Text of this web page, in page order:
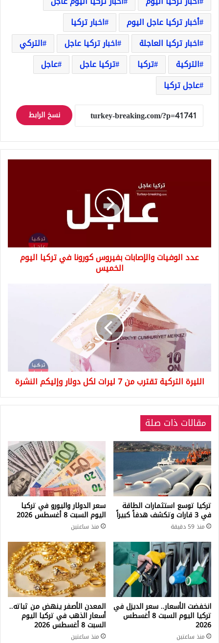
أخبار تركيا عاجل اليوم
اخبار تركيا
اخبار تركيا العاجلة
اخبار تركيا عاجل
التركي
التركية
تركيا تركيا عاجل
عاجل
عاجل تركيا
نسخ الرابط
الخميس
عدد الوفيات والإصابات بفيروس كورونا في تركيا اليوم
الخميس
وإليكم
النشرة
الليرة التركية تقترب من 7 ليرات لكل دولار وإليكم النشرة
مقالات ذات صلة
تركيا توسع استثمارات الطاقة
في 3 قارات وتكشف هدفاً كبيراً
منذ 59 دقيقة
سعر الدولار واليورو في تركيا
اليوم السبت 8 أغسطس 2026
منذ ساعتين
انخفضت الأسعار.. سعر الديزل في
تركيا اليوم السبت 8 أغسطس
2026
منذ ساعتين
المعدن الأصفر ينهض من ثباته..
أسعار الذهب في تركيا اليوم
السبت 8 أغسطس 2026
منذ ساعتين